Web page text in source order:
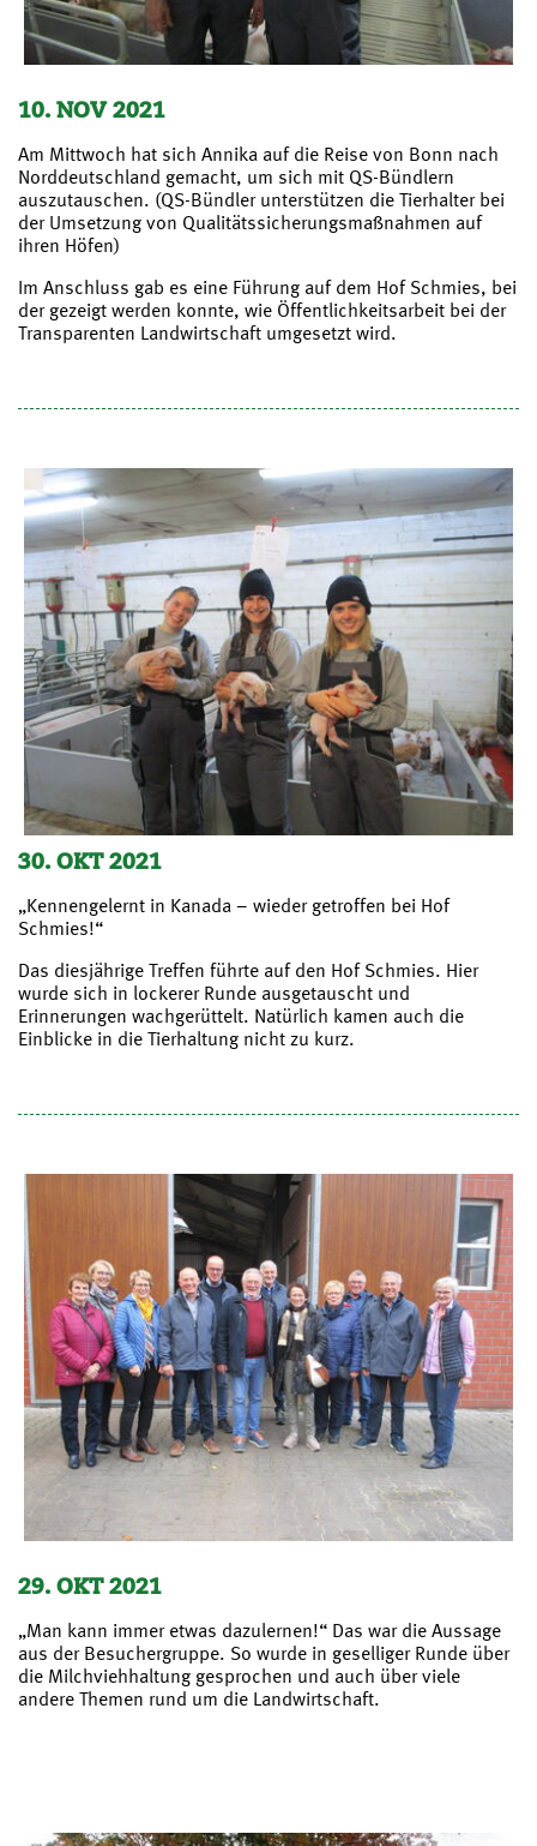
10. NOV 2021
Am Mittwoch hat sich Annika auf die Reise von Bonn nach
Norddeutschland gemacht, um sich mit QS-Bündlern
auszutauschen. (QS-Bündler unterstützen die Tierhalter bei
der Umsetzung von Qualitätssicherungsmaßnahmen auf
ihren Höfen)
Im Anschluss gab es eine Führung auf dem Hof Schmies, bei
der gezeigt werden konnte, wie Öffentlichkeitsarbeit bei der
Transparenten Landwirtschaft umgesetzt wird.
30. OKT 2021
„Kennengelernt in Kanada – wieder getroffen bei Hof
Schmies!“
Das diesjährige Treffen führte auf den Hof Schmies. Hier
wurde sich in lockerer Runde ausgetauscht und
Erinnerungen wachgerüttelt. Natürlich kamen auch die
Einblicke in die Tierhaltung nicht zu kurz.
29. OKT 2021
„Man kann immer etwas dazulernen!“ Das war die Aussage
aus der Besuchergruppe. So wurde in geselliger Runde über
die Milchviehhaltung gesprochen und auch über viele
andere Themen rund um die Landwirtschaft.